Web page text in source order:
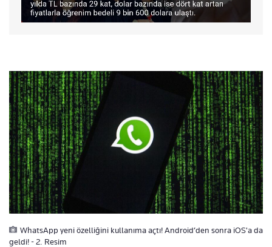
WhatsApp yeni özelliğini kullanıma açtı! Android’den sonra iOS'a da
geldi! - 2. Resim